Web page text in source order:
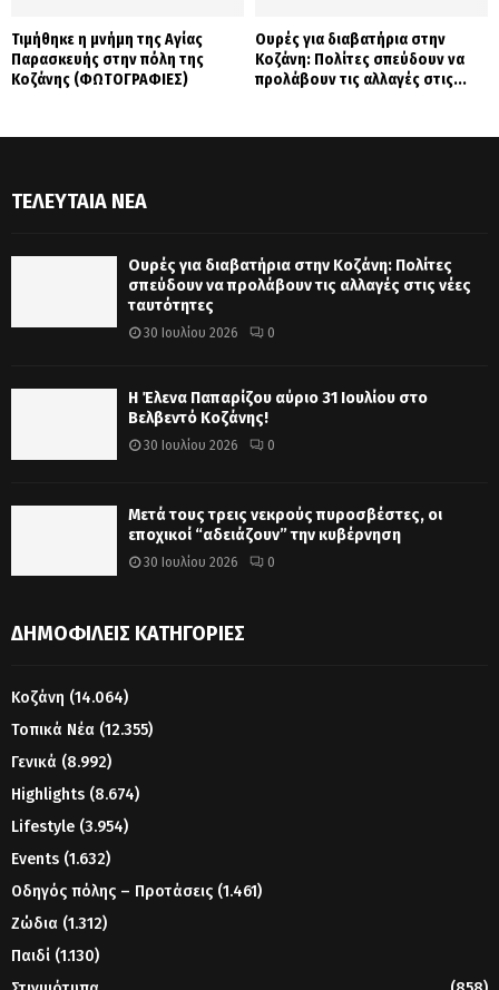
Τιμήθηκε η μνήμη της Αγίας
Παρασκευής στην πόλη της
Κοζάνης (ΦΩΤΟΓΡΑΦΙΕΣ)
Ουρές για διαβατήρια στην
Κοζάνη: Πολίτες σπεύδουν να
προλάβουν τις αλλαγές στις...
ΤΕΛΕΥΤΑΊΑ ΝΈΑ
Ουρές για διαβατήρια στην Κοζάνη: Πολίτες
σπεύδουν να προλάβουν τις αλλαγές στις νέες
ταυτότητες
30 Ιουλίου 2026 0
Η Έλενα Παπαρίζου αύριο 31 Ιουλίου στο
Βελβεντό Κοζάνης!
30 Ιουλίου 2026 0
Μετά τους τρεις νεκρούς πυροσβέστες, οι
εποχικοί “αδειάζουν” την κυβέρνηση
30 Ιουλίου 2026 0
ΔΗΜΟΦΙΛΕΊΣ ΚΑΤΗΓΟΡΊΕΣ
Κοζάνη (14.064)
Τοπικά Νέα (12.355)
Γενικά (8.992)
Highlights (8.674)
Lifestyle (3.954)
Events (1.632)
Οδηγός πόλης – Προτάσεις (1.461)
Ζώδια (1.312)
Παιδί (1.130)